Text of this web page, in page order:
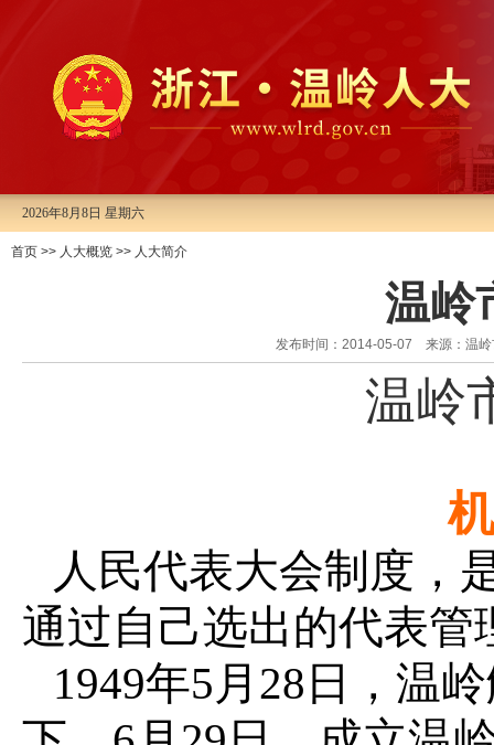
2026年8月8日 星期六
首页 >> 人大概览 >> 人大简介
温岭
发布时间：2014-05-07 来源：温
温岭
人民代表大会制度，
通过自己选出的代表
1949年5月28日，温